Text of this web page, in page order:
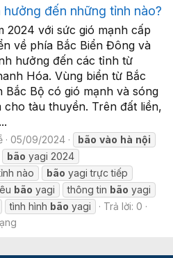
đến những tỉnh nào?
2024 với sức gió mạnh cấp
về phía Bắc Biển Đông và
hưởng đến các tỉnh từ
Hóa. Vùng biển từ Bắc
Bắc Bộ có gió mạnh và sóng
cho tàu thuyền. Trên đất liền,
05/09/2024 bão vào hà nội
bão yagi 2024
nào bão yagi trực tiếp
bão yagi thông tin bão yagi
tình hình bão yagi
Trả lời: 0